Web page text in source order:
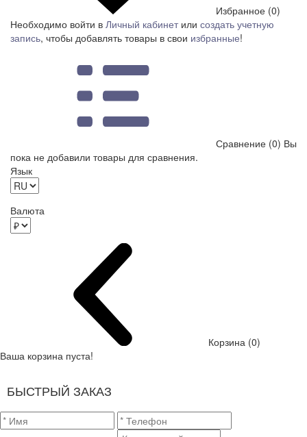
Избранное (0)
Необходимо войти в Личный кабинетили создать учетную
запись, чтобы добавлять товары в свои избранные!
Сравнение (0) Вы
пока не добавили товары для сравнения.
Язык
Валюта
Корзина (0)
Ваша корзина пуста!
БЫСТРЫЙ ЗАКАЗ